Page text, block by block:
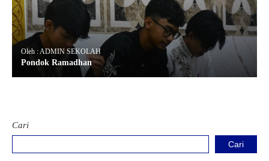
Oleh : ADMIN SEKOLAH
Pondok Ramadhan
Cari
Cari